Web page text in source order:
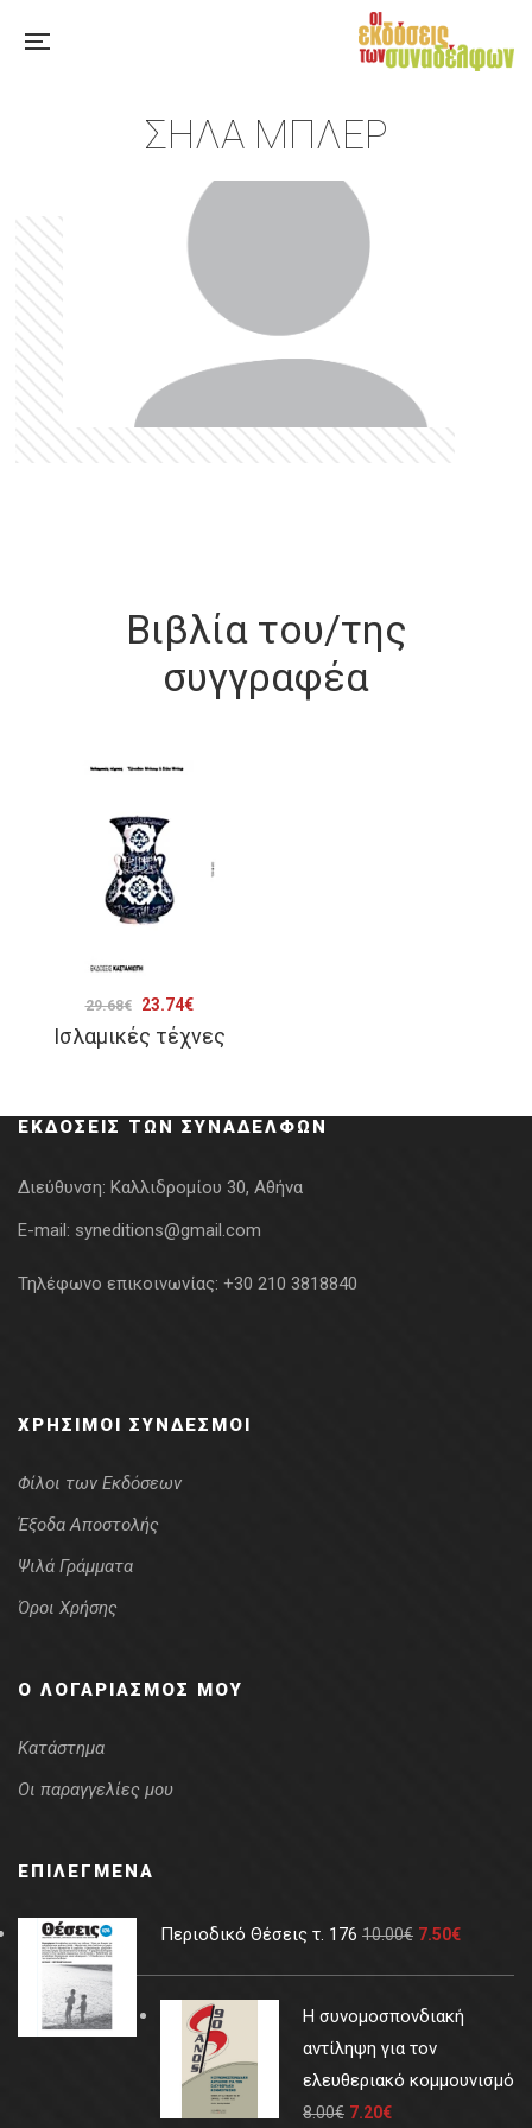
ΣΉΛΑ ΜΠΛΕΡ
Βιβλία του/της
συγγραφέα
Ισλαμικές τέχνες
29.68€
Original
price
23.74€Η
τρέχουσα
23.74€.
ΕΚΔΌΣΕΙΣ ΤΩΝ ΣΥΝΑΔΈΛΦΩΝ
Διεύθυνση: Καλλιδρομίου 30, Αθήνα
E-mail: syneditions@gmail.com
Τηλέφωνο επικοινωνίας: +30 210 3818840
ΧΡΉΣΙΜΟΙ ΣΎΝΔΕΣΜΟΙ
Φίλοι των Εκδόσεων
Έξοδα Αποστολής
Ψιλά Γράμματα
Όροι Χρήσης
Ο ΛΟΓΑΡΙΑΣΜΌΣ ΜΟΥ
Κατάστημα
Οι παραγγελίες μου
ΕΠΙΛΕΓΜΈΝΑ
Περιοδικό Θέσεις τ. 176 10.00€ 7.50€
Η συνομοσπονδιακή
αντίληψη για τον
ελευθεριακό κομμουνισμό
8.00€ 7.20€